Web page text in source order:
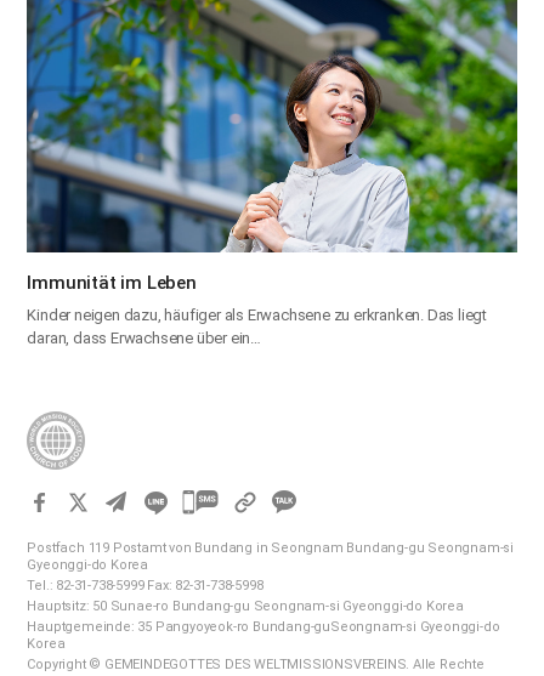
Immunität im Leben
Kinder neigen dazu, häufiger als Erwachsene zu erkranken. Das liegt
daran, dass Erwachsene über ein…
카
오
공
Postfach 119 Postamt von Bundang in Seongnam Bundang-gu Seongnam-si
Gyeonggi-do Korea
Tel.: 82-31-738-5999 Fax: 82-31-738-5998
Hauptsitz: 50 Sunae-ro Bundang-gu Seongnam-si Gyeonggi-do Korea
Hauptgemeinde: 35 Pangyoyeok-ro Bundang-guSeongnam-si Gyeonggi-do
Korea
Copyright © GEMEINDEGOTTES DES WELTMISSIONSVEREINS. Alle Rechte